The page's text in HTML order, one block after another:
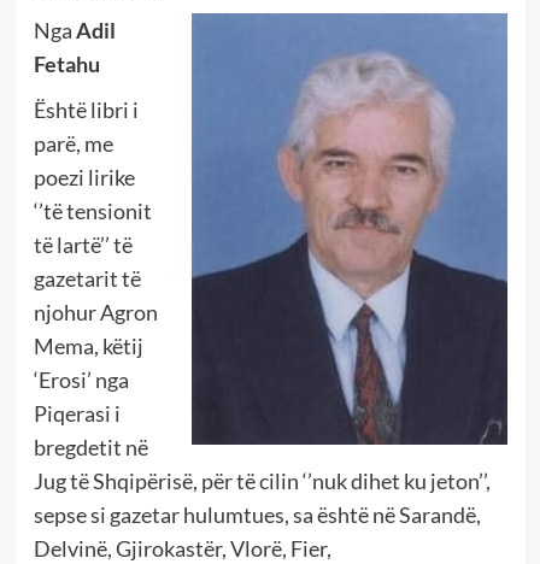
NgaAdil
Fetahu
Është libri i
parë, me
poezi lirike
‘’të tensionit
të lartë’’ të
gazetarit të
njohur Agron
Mema, këtij
‘Erosi’ nga
Piqerasi i
bregdetit në
Jug të Shqipërisë, për të cilin ‘’nuk dihet ku jeton’’,
sepse si gazetar hulumtues, sa është në Sarandë,
Delvinë, Gjirokastër, Vlorë, Fier,